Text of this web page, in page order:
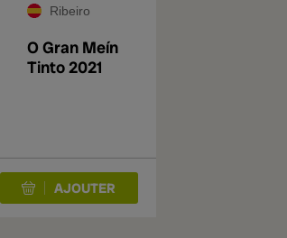
Ribeiro
O Gran Meín
Tinto 2021